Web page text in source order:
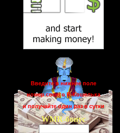
Введите в нижнее поле
номер своего R-Кошелька
и получайте один раз в сутки
WMR-бонус